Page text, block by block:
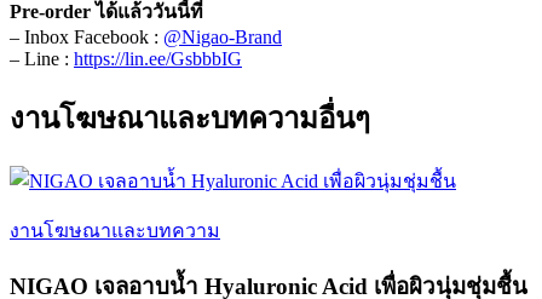
Pre-order ได้แล้ววันนี้ที่
– Inbox Facebook : @Nigao-Brand
– Line : https://lin.ee/GsbbbIG
งานโฆษณาและบทความอื่นๆ
งานโฆษณาและบทความ
NIGAO เจลอาบน้ำ Hyaluronic Acid เพื่อผิวนุ่มชุ่มชื้น